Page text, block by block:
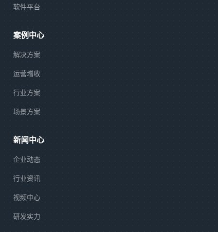
软件平台
案例中心
解决方案
运营增收
行业方案
场景方案
新闻中心
企业动态
行业资讯
视频中心
研发实力